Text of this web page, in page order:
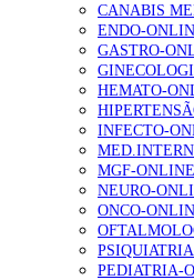
CANABIS
ENDO-
GASTRO-
HEMATO-
INFECTO-
MGF-ONLINE
NEURO-
ONCO-
PEDIATRIA-